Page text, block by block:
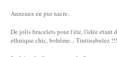
Anneaux en pur nacre.
De jolis bracelets pour l'été, l'idée étant
ethnique chic, bohême... Tintinabulez !!!